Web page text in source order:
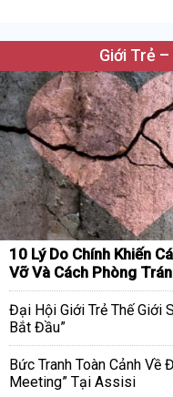
Giới Trẻ
10 Lý Do Chính Khiến
Vỡ Và Cách Phòng
Đại Hội Giới Trẻ Thế Giới
Bắt Đầu”
Bức Tranh Toàn Cảnh Về
Meeting” Tại Assisi